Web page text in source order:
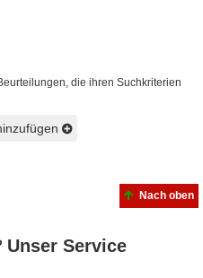
die ihren Suchkriterien
Nach oben
Unser Service